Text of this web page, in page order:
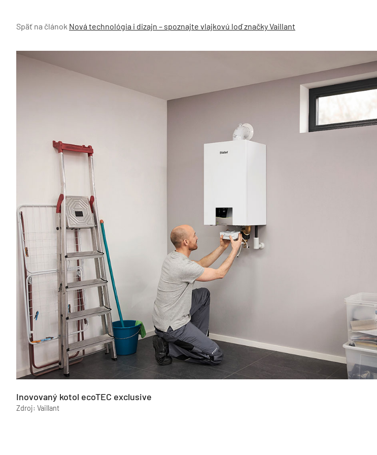
Späť na článok Nová technológia i dizajn – spoznajte vlajkovú loď značky Vaillant
Inovovaný kotol ecoTEC exclusive
Zdroj: Vaillant